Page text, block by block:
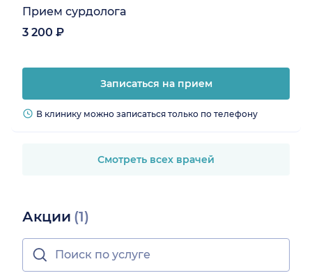
Прием сурдолога
3 200 ₽
Записаться на прием
В клинику можно записаться только по телефону
Смотреть всех врачей
Акции (1)